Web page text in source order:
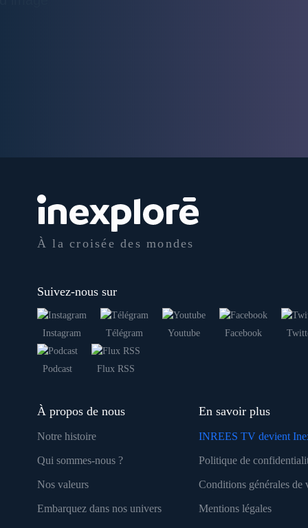
À la croisée des mondes
Suivez-nous sur
Instagram Télégram Youtube Facebook
Podcast Flux RSS
À propos de nous
Notre histoire
Qui sommes-nous ?
Nos valeurs
Embarquez dans nos univers
En savoir plus
INREES TV devient
Politique de
Conditions générales de
Mentions légales